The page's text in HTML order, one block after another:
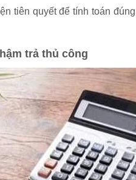
tiên quyết để tính toán
trả thủ công